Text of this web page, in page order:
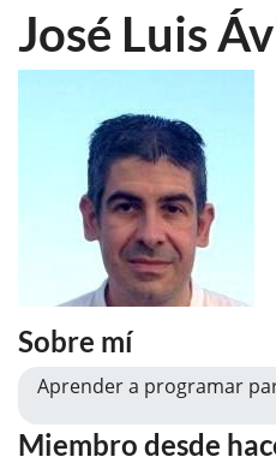
José Luis
Sobre mí
Aprender a programar
Miembro desde